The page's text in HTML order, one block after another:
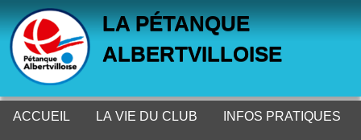
LA PÉTANQUE
ALBERTVILLOISE
ACCUEIL LA VIE DU CLUB INFOS PRATIQUES
Panneau de gestion des cookies